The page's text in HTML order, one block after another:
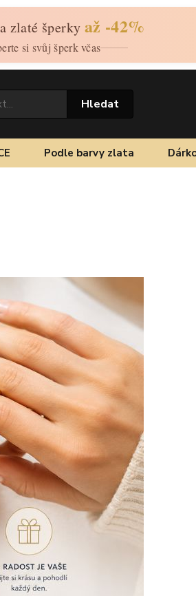
zlaté šperky až -42%
si svůj šperk včas
Hledat
Podle barvy zlata